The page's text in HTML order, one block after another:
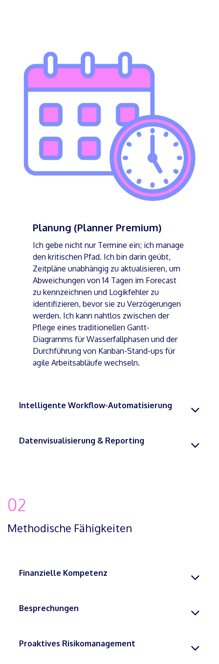
Planung (Planner Premium)
Ich gebe nicht nur Termine ein; ich manage
den kritischen Pfad. Ich bin darin geübt,
Zeitpläne unabhängig zu aktualisieren, um
Abweichungen von 14 Tagen im Forecast
zu kennzeichnen und Logikfehler zu
identifizieren, bevor sie zu Verzögerungen
werden. Ich kann nahtlos zwischen der
Pflege eines traditionellen Gantt-
Diagramms für Wasserfallphasen und der
Durchführung von Kanban-Stand-ups für
agile Arbeitsabläufe wechseln.
Intelligente Workflow-Automatisierung
Datenvisualisierung & Reporting
02
Methodische Fähigkeiten
Finanzielle Kompetenz
Besprechungen
Proaktives Risikomanagement